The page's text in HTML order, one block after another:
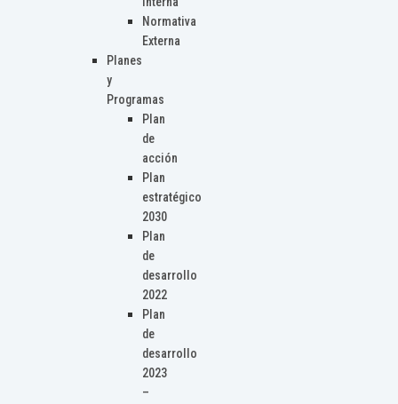
Normativa
Externa
Planes
y
Programas
Plan
de
acción
Plan
estratégico
2030
Plan
de
desarrollo
2022
Plan
de
desarrollo
2023
–